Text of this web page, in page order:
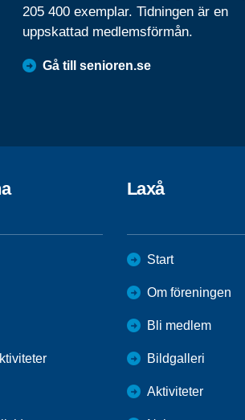
205 400 exemplar. Tidningen är en
uppskattad medlemsförmån.
Gå till senioren.se
Laxå
Start
Om föreningen
Bli medlem
Bildgalleri
Aktiviteter